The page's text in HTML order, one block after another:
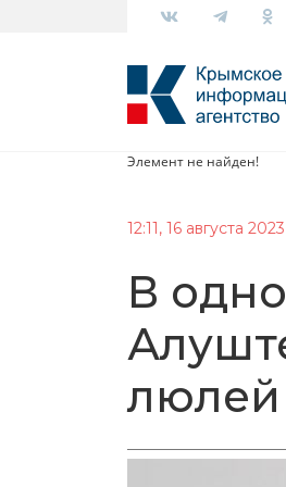
Элемент не найден!
12:11, 16 августа 2023
В
люлей